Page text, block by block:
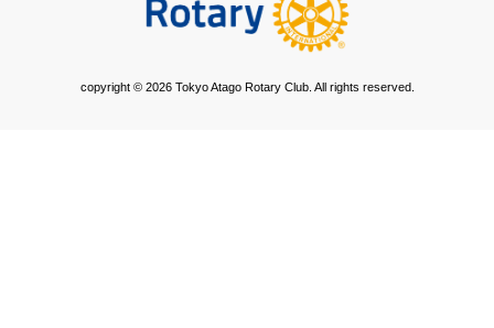
copyright © 2026 Tokyo Atago Rotary Club. All rights reserved.